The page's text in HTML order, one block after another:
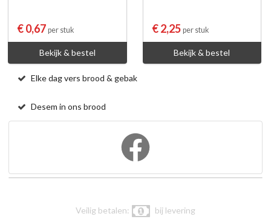
€ 0,67 per stuk
Bekijk & bestel
€ 2,25 per stuk
Bekijk & bestel
Elke dag vers brood & gebak
Desem in ons brood
Veilig betalen: bij levering